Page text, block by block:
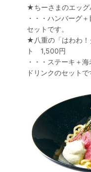
★ちーさまのエッ
・・・ハンバーグ
セットです。
★八重の「はわわ！
ト 1,500円
・・・ステーキ＋
ドリンクのセットで